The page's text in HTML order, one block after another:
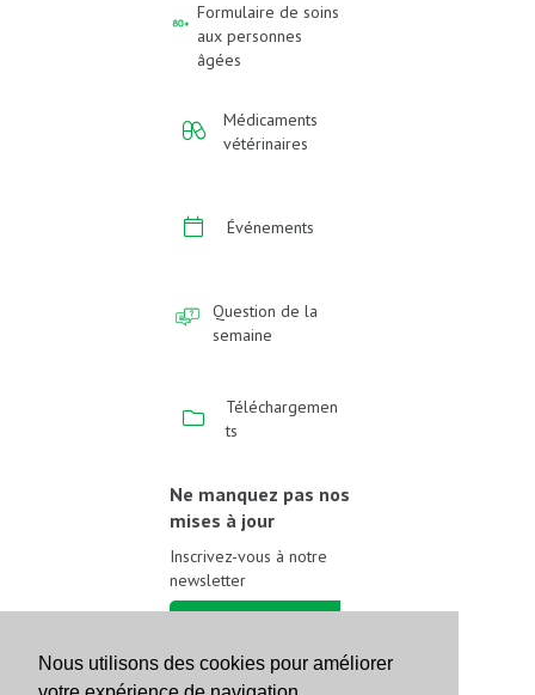
Nous utilisons des cookies pour améliorer
Formulaire de soins
aux personnes
âgées
Médicaments
vétérinaires
Événements
Question de la
semaine
Téléchargemen
ts
Ne manquez pas nos
mises à jour
Inscrivez-vous à notre
newsletter